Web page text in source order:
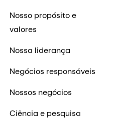
Nosso propósito e
valores
Nossa liderança
Negócios responsáveis
Nossos negócios
Ciência e pesquisa